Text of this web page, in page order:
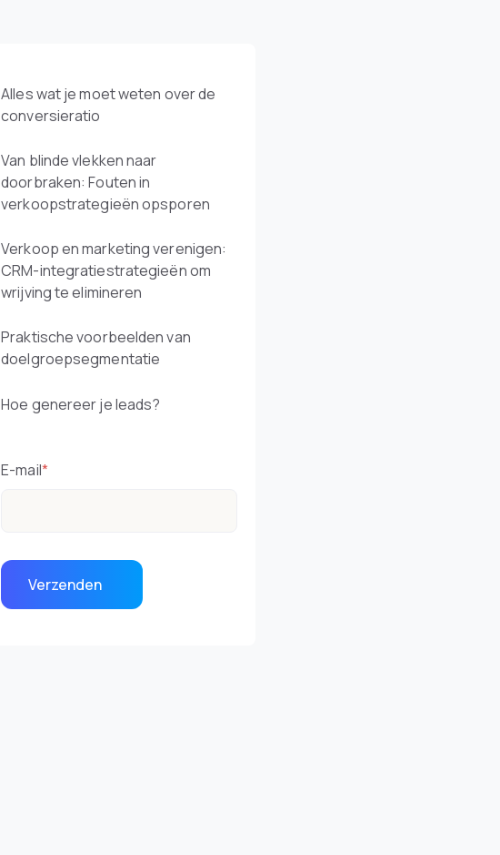
Alles wat je moet weten over de
conversieratio
Van blinde vlekken naar
doorbraken: Fouten in
verkoopstrategieën opsporen
Verkoop en marketing verenigen:
CRM-integratiestrategieën om
wrijving te elimineren
Praktische voorbeelden van
doelgroepsegmentatie
Hoe genereer je leads?
E-mail*